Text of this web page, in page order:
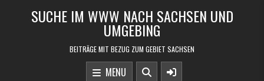
SUCHE IM WWW NACH SACHSEN UND
UMGEBING
BEITRÄGE MIT BEZUG ZUM GEBIET SACHSEN
MENU